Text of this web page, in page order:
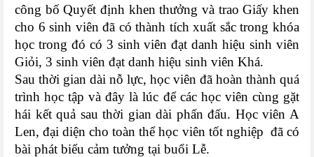
công bố Quyết định khen thưởng và trao Giấy khen
cho 6 sinh viên đã có thành tích xuất sắc trong khóa
học trong đó có 3 sinh viên đạt danh hiệu sinh viên
Giỏi, 3 sinh viên đạt danh hiệu sinh viên Khá.
Sau thời gian dài nỗ lực, học viên đã hoàn thành quá
trình học tập và đây là lúc để các học viên cùng gặt
hái kết quả sau thời gian dài phấn đấu. Học viên A
Len, đại diện cho toàn thể học viên tốt nghiệp đã có
bài phát biểu cảm tưởng tại buổi Lễ.